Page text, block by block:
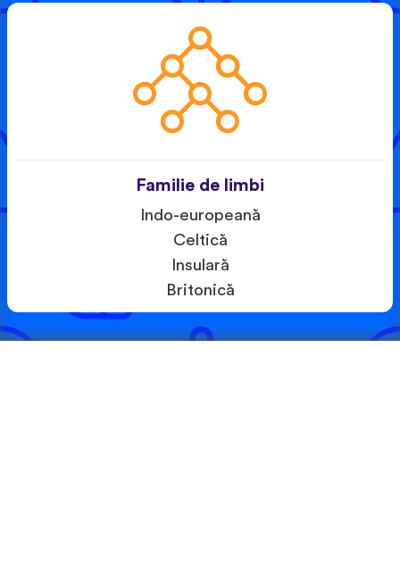
Familie de limbi
Indo-europeană
Celtică
Insulară
Britonică